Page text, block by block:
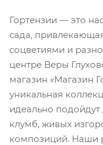
Гортензии — это
сада,
соцветиями и
центре Веры
магазин «Магазин
уникальная
идеально
клумб, живых
композиций. Наши